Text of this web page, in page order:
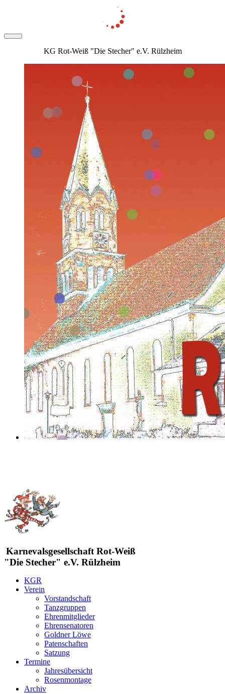
KG Rot-Weiß "Die Stecher" e.V. Rülzheim
Karnevalsgesellschaft Rot-Weiß
"Die Stecher" e.V. Rülzheim
KGR
Verein
Vorstandschaft
Tanzgruppen
Ehrenmitglieder
Ehrensenatoren
Goldner Löwe
Patenschaften
Satzung
Termine
Jahresübersicht
Rosenmontage
Archiv